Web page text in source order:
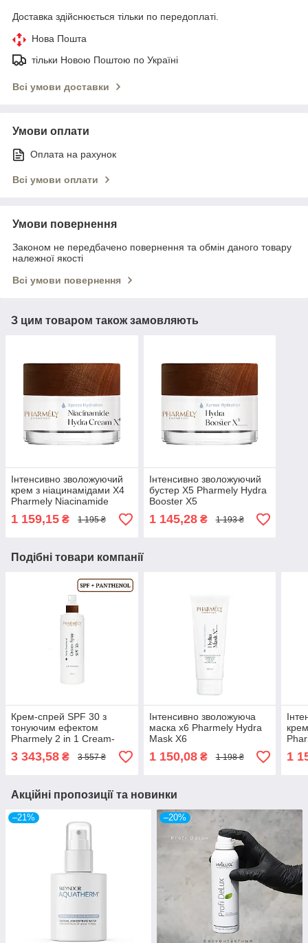
Доставка здійснюється тільки по передоплаті.
Нова Пошта
тільки Новою Поштою по Україні
Всі умови доставки
Умови оплати
Оплата на рахунок
Всі умови оплати
Умови повернення
Законом не передбачено повернення та обмін даного товару
належної якості
Всі умови повернення
З цим товаром також замовляють
Інтенсивно зволожуючий
крем з ніацинамідами Х4
Pharmely Niacinamide
Hydra Cream X4 50мл
1 159,15 ₴ 1 195 ₴
Інтенсивно зволожуючий
бустер Х5 Pharmely Hydra
Booster X5
1 145,28₴ 1 193 ₴
Подібні товари компанії
Крем-спрей SPF 30 з
тонуючим ефектом
Pharmely 2 in 1 Cream-
3 343,58 ₴ 3 557 ₴
Інтенсивно зволожуюча
маска х6 Pharmely Hydra
Mask X6
1 150,08₴ 1 198 ₴ 1
Акційні пропозиції та новинки
–21% –20%